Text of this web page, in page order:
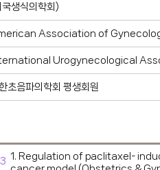
국생식의학회)
Association of
Urogynecological
초음파의학회 평생회원
1. Regulation of paclitaxel-